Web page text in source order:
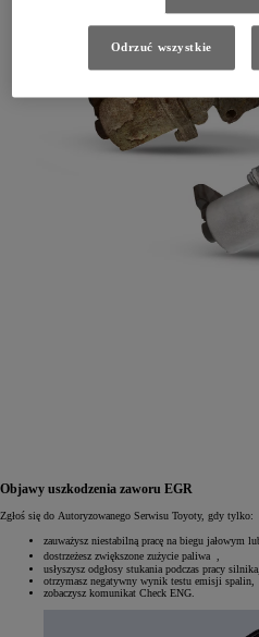
Objawy uszkodzenia zaworu EGR
Zgłoś się do Autoryzowanego Serwisu Toyoty, gdy tylko:
zauważysz niestabilną pracę na biegu jałowym
dostrzeżesz zwiększone zużycie paliwa ,
usłyszysz odgłosy stukania podczas pracy silnika,
otrzymasz negatywny wynik testu emisji spalin,
zobaczysz komunikat Check ENG.
Odrzuć wszystkie